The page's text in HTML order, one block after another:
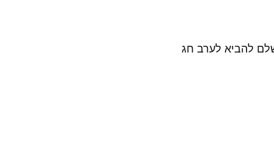
להביא לערב חג